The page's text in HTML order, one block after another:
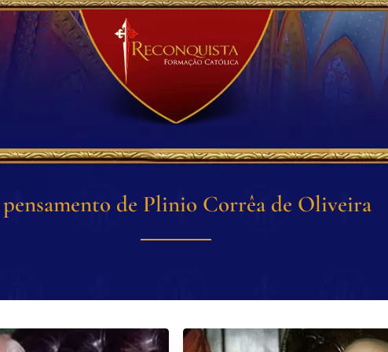
de Plinio Corrêa de Oliveira